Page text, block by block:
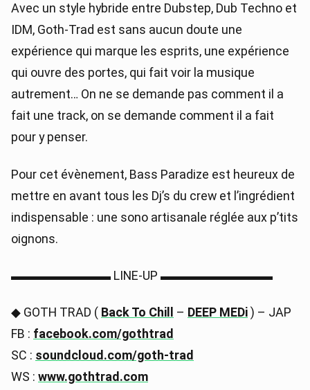
Avec un style hybride entre Dubstep, Dub Techno et
IDM, Goth-Trad est sans aucun doute une
expérience qui marque les esprits, une expérience
qui ouvre des portes, qui fait voir la musique
autrement… On ne se demande pas comment il a
fait une track, on se demande comment il a fait
pour y penser.
Pour cet évènement, Bass Paradize est heureux de
mettre en avant tous les Dj’s du crew et l’ingrédient
indispensable : une sono artisanale réglée aux p’tits
oignons.
▬▬▬▬▬▬▬▬ LINE-UP ▬▬▬▬▬▬▬▬▬
◆ GOTH TRAD ( Back To Chill – DEEP MEDi) – JAP
FB : facebook.com/gothtrad
SC : soundcloud.com/goth-trad
WS : www.gothtrad.com